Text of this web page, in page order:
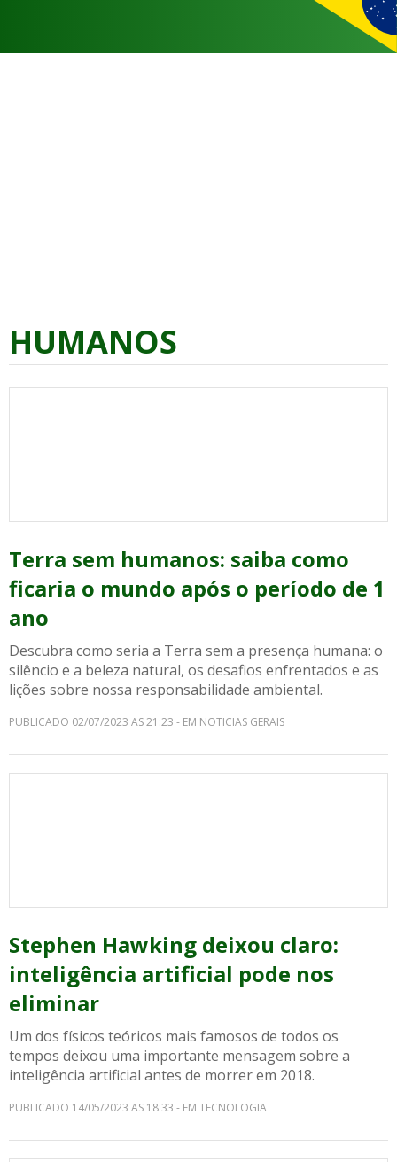
HUMANOS
Terra sem humanos: saiba como
ficaria o mundo após o período de 1
ano
Descubra como seria a Terra sem a presença humana: o
silêncio e a beleza natural, os desafios enfrentados e as
lições sobre nossa responsabilidade ambiental.
PUBLICADO 02/07/2023 AS 21:23 - EM NOTICIAS GERAIS
Stephen Hawking deixou claro:
inteligência artificial pode nos
eliminar
Um dos físicos teóricos mais famosos de todos os
tempos deixou uma importante mensagem sobre a
inteligência artificial antes de morrer em 2018.
PUBLICADO 14/05/2023 AS 18:33 - EM TECNOLOGIA